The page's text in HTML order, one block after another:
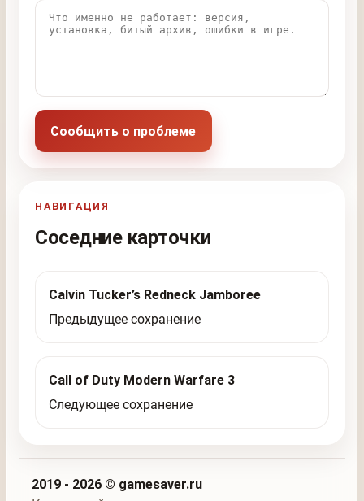
Сообщить о проблеме
НАВИГАЦИЯ
Соседние карточки
Calvin Tucker’s Redneck Jamboree
Предыдущее сохранение
Call of Duty Modern Warfare 3
Следующее сохранение
2019 - 2026 © gamesaver.ru